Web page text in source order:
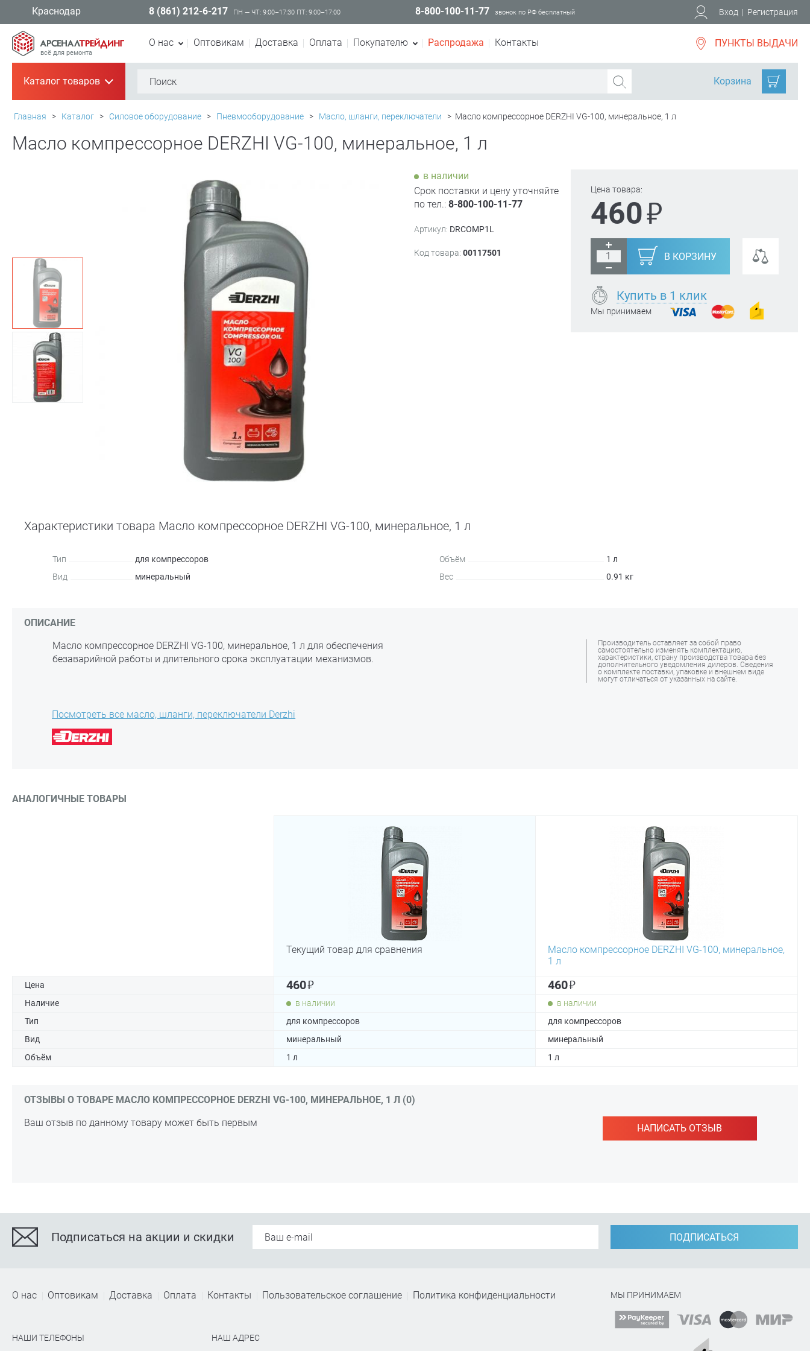
Краснодар 8 (861) 212-6-217 ПН — ЧТ: 9:00–17:30 ПТ: 9:00–17:00 8-800-100-11-77 звонок по РФ бесплатный Вход | Регистрация
всё для ремонта
О нас Оптовикам Доставка Оплата Покупателю Распродажа Контакты ПУНКТЫ ВЫДАЧИ
Каталог товаров+ Корзина
Главная > Каталог > Силовое оборудование > Пневмооборудование > Масло, шланги, переключатели > Масло компрессорное DERZHI VG-100, минеральное, 1 л
Масло компрессорное DERZHI VG-100, минеральное, 1 л
Цена товара:
460₽
В КОРЗИНУ
Купить в 1 клик
Мы принимаем
в наличии
Срок поставки и цену уточняйте
по тел.:8-800-100-11-77
Артикул: DRCOMP1L
Код товара: 00117501
Характеристики товара Масло компрессорное DERZHI VG-100, минеральное, 1 л
Тип
для компрессоров
Вид
минеральный
Объём
1 л
Вес
0.91 кг
ОПИСАНИЕ
Масло компрессорное DERZHI VG-100, минеральное, 1 л для обеспечения
безаварийной работы и длительного срока эксплуатации механизмов.
Производитель оставляет за собой право
самостоятельно изменять комплектацию,
характеристики, страну производства товара без
дополнительного уведомления дилеров. Сведения
о комплекте поставки, упаковке и внешнем виде
могут отличаться от указанных на сайте.
Посмотреть все масло, шланги, переключатели Derzhi
АНАЛОГИЧНЫЕ ТОВАРЫ
Текущий товар для сравнения
Масло компрессорное DERZHI VG-100, минеральное,
1 л
Цена 460₽ 460₽
Наличие в наличии
в наличии
Тип
для компрессоров
для компрессоров
Вид
минеральный
минеральный
Объём
1 л 1 л
ОТЗЫВЫ О ТОВАРЕ МАСЛО КОМПРЕССОРНОЕ DERZHI VG-100, МИНЕРАЛЬНОЕ, 1 Л (0)
НАПИСАТЬ ОТЗЫВ
Ваш отзыв по данному товару может быть первым
Подписаться на акции и скидки ПОДПИСАТЬСЯ
О нас Оптовикам Доставка Оплата Контакты Пользовательское соглашение Политика конфиденциальности
НАШИ ТЕЛЕФОНЫ НАШ АДРЕС
МЫ ПРИНИМАЕМ